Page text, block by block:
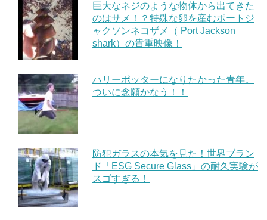
巨大なネジのような物体から出てきた
のはサメ！？特殊な卵を産むポートジ
ャクソンネコザメ（ Port Jackson
shark）の貴重映像！
ハリーポッターになりたかった青年。
ついに念願かなう！！
防犯ガラスの本気を見た！世界ブラン
ド「ESG Secure Glass」の耐久実験が
スゴすぎる！